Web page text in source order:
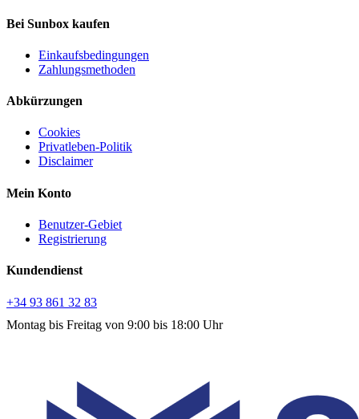
Bei Sunbox kaufen
Einkaufsbedingungen
Zahlungsmethoden
Abkürzungen
Cookies
Privatleben-Politik
Disclaimer
Mein Konto
Benutzer-Gebiet
Registrierung
Kundendienst
+34 93 861 32 83
Montag bis Freitag von 9:00 bis 18:00 Uhr